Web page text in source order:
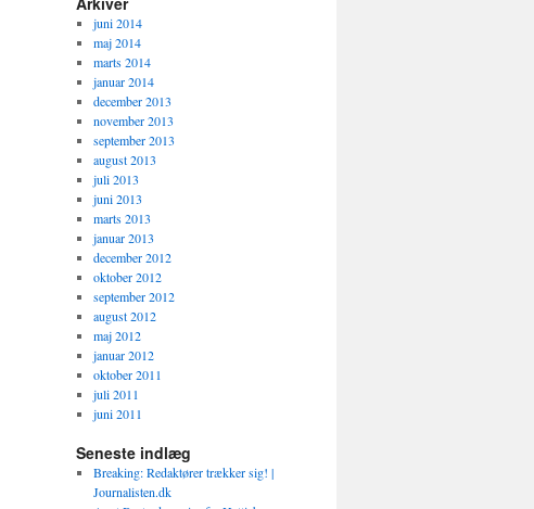
juni 2014
maj 2014
marts 2014
januar 2014
december 2013
november 2013
september 2013
august 2013
juli 2013
juni 2013
marts 2013
januar 2013
december 2012
oktober 2012
september 2012
august 2012
maj 2012
januar 2012
oktober 2011
juli 2011
juni 2011
Seneste indlæg
Breaking: Redaktører trækker sig! |
Journalisten.dk